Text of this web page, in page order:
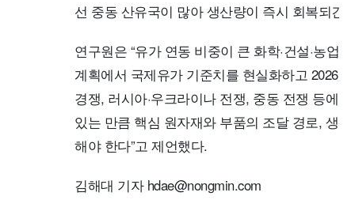
선 중동 산유국이 많아 생산량이 즉시 회복되긴
연구원은 “유가 연동 비중이 큰 화학·건설·농업
계획에서 국제유가 기준치를 현실화하고 2026
경쟁, 러시아·우크라이나 전쟁, 중동 전쟁 등에
있는 만큼 핵심 원자재와 부품의 조달 경로, 생
해야 한다”고 제언했다.
김해대 기자 hdae@nongmin.com